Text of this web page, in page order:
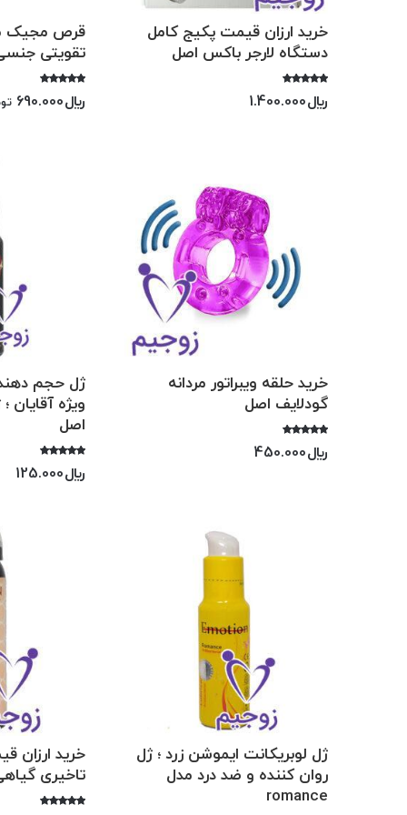
خرید ارزان قیمت پکیج کامل
دستگاه لارجر باکس اصل
5.00
﷼1.400.000
قرص مجیک
تقویتی
5.00
﷼690.000
خرید حلقه ویبراتور مردانه
گودلایف اصل
5.00
﷼450.000
ژل حجم
ویژه
اصل
5.00
﷼125.000
ژل لوبریکانت ایموشن زرد ؛ ژل
روان کننده و ضد درد مدل
romance
خرید ارزان
تاخیری